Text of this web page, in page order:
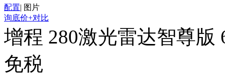
配置| 图片
询底价+对比
增程 280激光雷达智尊版
免税